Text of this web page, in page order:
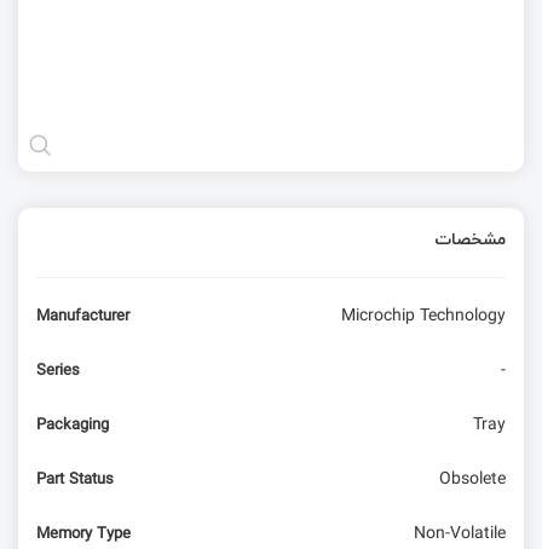
مشخصات
Manufacturer Microchip Technology
Series -
Packaging Tray
Part Status Obsolete
Memory Type Non-Volatile